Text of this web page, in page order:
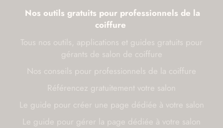
Nos outils gratuits pour professionnels de la
coiffure
Tous nos outils, applications et guides gratuits pour
gérants de salon de coiffure
Nos conseils pour professionnels de la coiffure
Référencez gratuitement votre salon
Le guide pour créer une page dédiée à votre salon
Le guide pour gérer la page dédiée à votre salon